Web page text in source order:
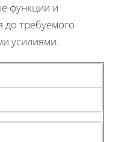
функции и
до требуемого
усилиями.